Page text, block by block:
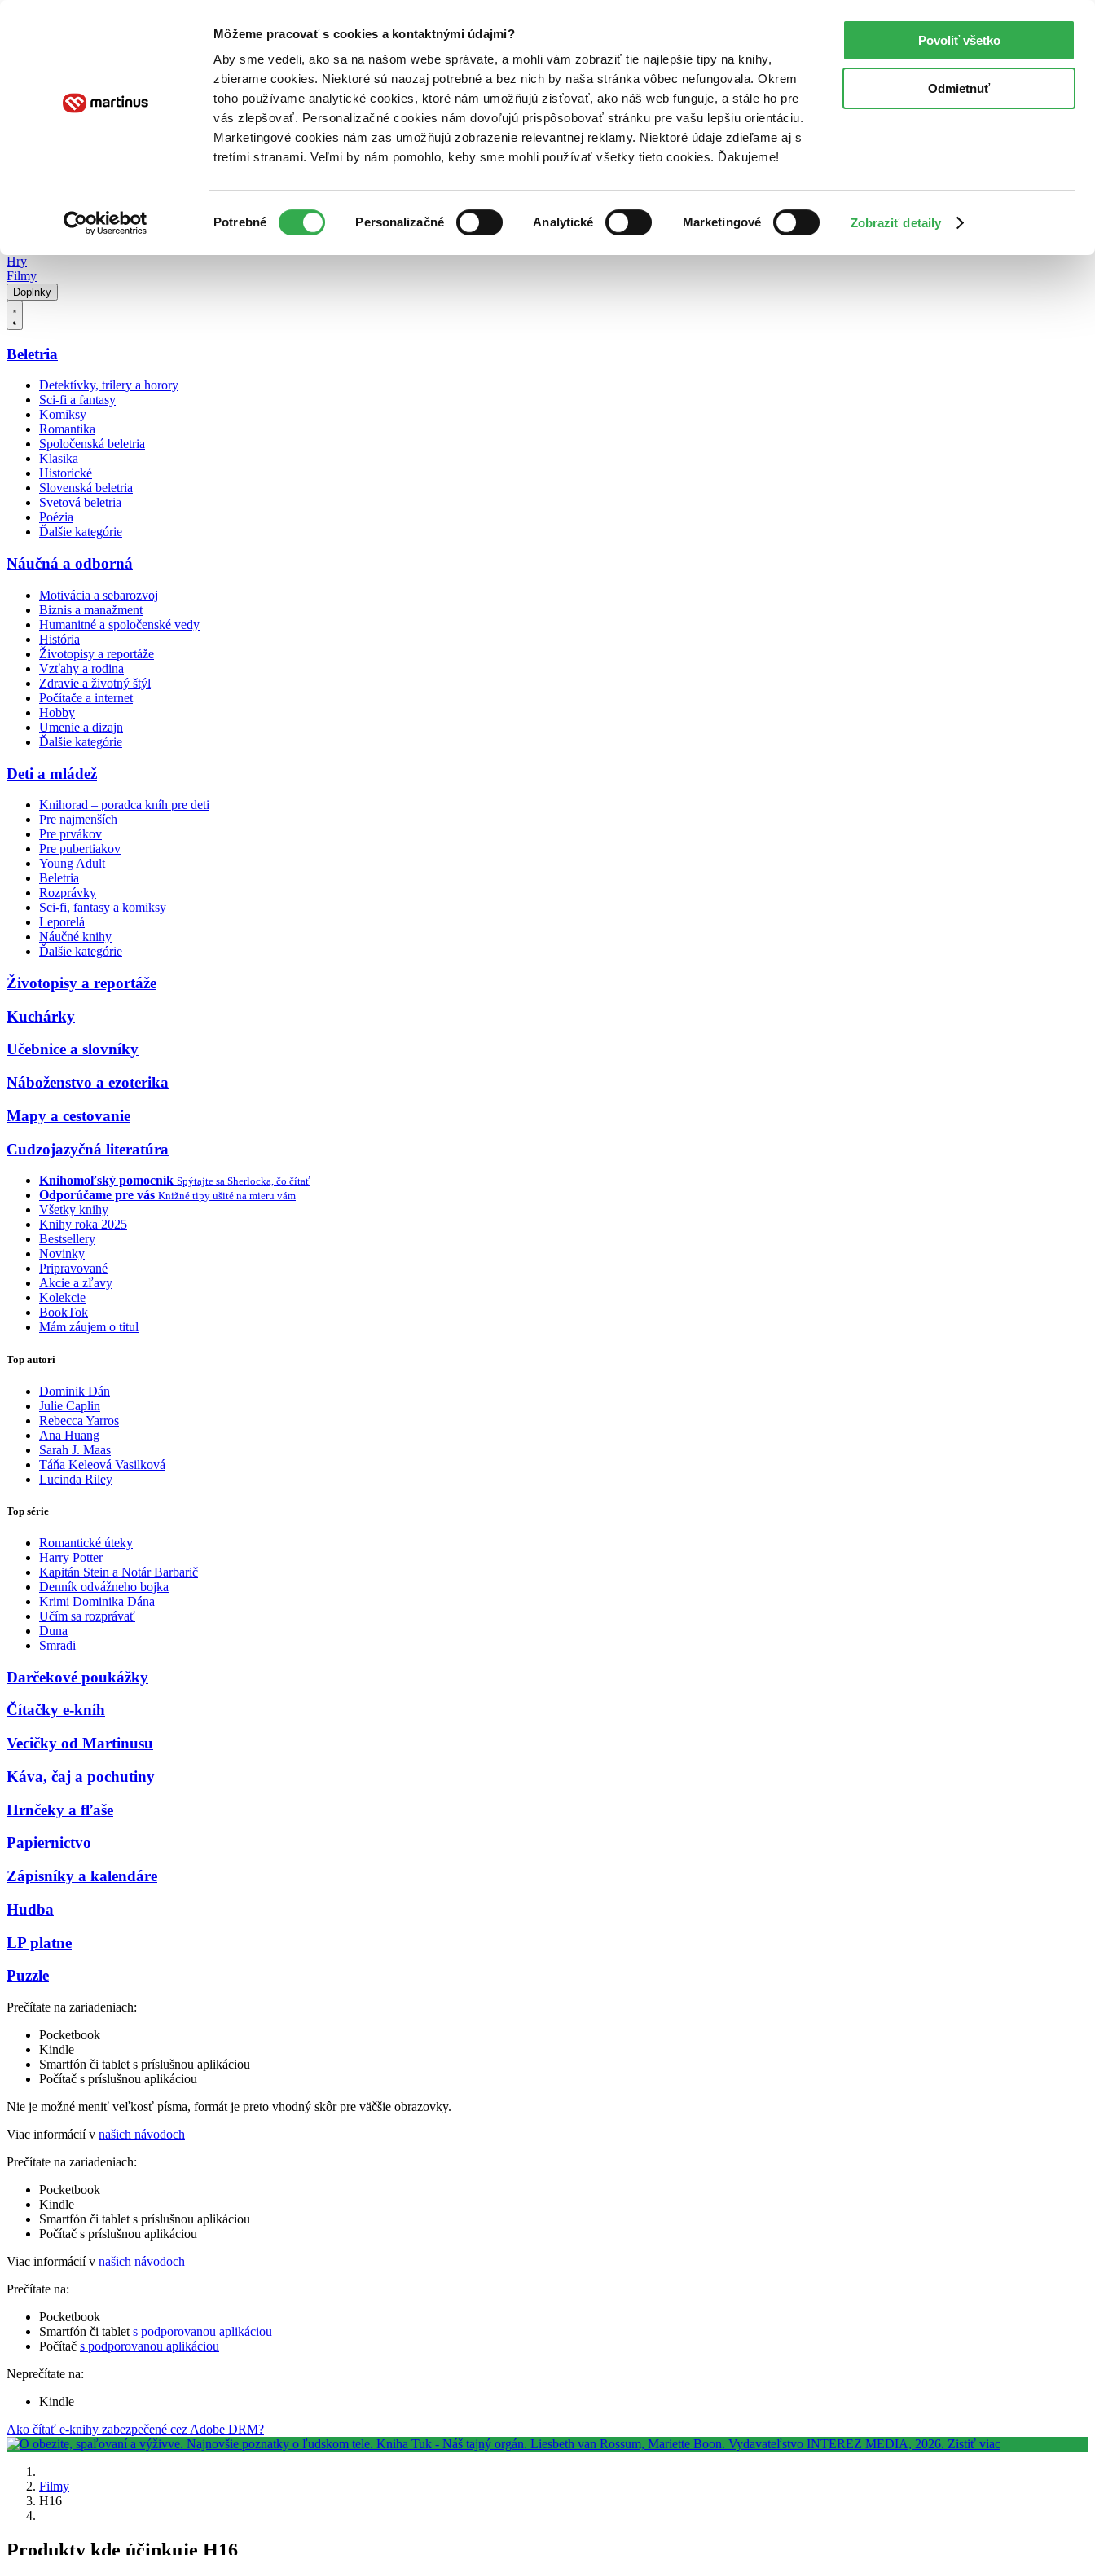
Môžeme pracovať s cookies a kontaktnými údajmi?
Aby sme vedeli, ako sa na našom webe správate, a mohli vám zobraziť tie najlepšie tipy na knihy,
zbierame cookies. Niektoré sú naozaj potrebné a bez nich by naša stránka vôbec nefungovala. Okrem
toho používame analytické cookies, ktoré nám umožňujú zisťovať, ako náš web funguje, a stále ho pre
vás zlepšovať. Personalizačné cookies nám dovoľujú prispôsobovať stránku pre vašu lepšiu orientáciu.
Marketingové cookies nám zas umožňujú zobrazenie relevantnej reklamy. Niektoré údaje zdieľame aj s
tretími stranami. Veľmi by nám pomohlo, keby sme mohli používať všetky tieto cookies. Ďakujeme!
súhlasu
Potrebné Personalizačné Analytické Marketingové Zobraziť detaily
Povoliť všetko
Odmietnuť
Poukážky Kontakt
Hry
Filmy
Doplnky
Beletria
Detektívky, trilery a horory
Sci-fi a fantasy
Komiksy
Romantika
Spoločenská beletria
Klasika
Historické
Slovenská beletria
Svetová beletria
Poézia
Ďalšie kategórie
Náučná a odborná
Motivácia a sebarozvoj
Biznis a manažment
Humanitné a spoločenské vedy
História
Životopisy a reportáže
Vzťahy a rodina
Zdravie a životný štýl
Počítače a internet
Hobby
Umenie a dizajn
Ďalšie kategórie
Deti a mládež
Knihorad – poradca kníh pre deti
Pre najmenších
Pre prvákov
Pre pubertiakov
Young Adult
Beletria
Rozprávky
Sci-fi, fantasy a komiksy
Leporelá
Náučné knihy
Ďalšie kategórie
Životopisy a reportáže
Kuchárky
Učebnice a slovníky
Náboženstvo a ezoterika
Mapy a cestovanie
Cudzojazyčná literatúra
Knihomoľský pomocník Spýtajte sa Sherlocka, čo čítať
Odporúčame pre vás Knižné tipy ušité na mieru vám
Všetky knihy
Knihy roka 2025
Bestsellery
Novinky
Pripravované
Akcie a zľavy
Kolekcie
BookTok
Mám záujem o titul
Top autori
Dominik Dán
Julie Caplin
Rebecca Yarros
Ana Huang
Sarah J. Maas
Táňa Keleová Vasilková
Lucinda Riley
Top série
Romantické úteky
Harry Potter
Kapitán Stein a Notár Barbarič
Denník odvážneho bojka
Krimi Dominika Dána
Učím sa rozprávať
Duna
Smradi
Darčekové poukážky
Čítačky e-kníh
Vecičky od Martinusu
Káva, čaj a pochutiny
Hrnčeky a fľaše
Papiernictvo
Zápisníky a kalendáre
Hudba
LP platne
Puzzle
Prečítate na zariadeniach:
Pocketbook
Kindle
Smartfón či tablet s príslušnou aplikáciou
Počítač s príslušnou aplikáciou
Nie je možné meniť veľkosť písma, formát je preto vhodný skôr pre väčšie obrazovky.
Viac informácií v našich návodoch
Prečítate na zariadeniach:
Pocketbook
Kindle
Smartfón či tablet s príslušnou aplikáciou
Počítač s príslušnou aplikáciou
Viac informácií v našich návodoch
Prečítate na:
Pocketbook
Smartfón či tablet s podporovanou aplikáciou
Počítač s podporovanou aplikáciou
Neprečítate na:
Kindle
Ako čítať e-knihy zabezpečené cez Adobe DRM?
Filmy
H16
Produkty kde účinkuje H16